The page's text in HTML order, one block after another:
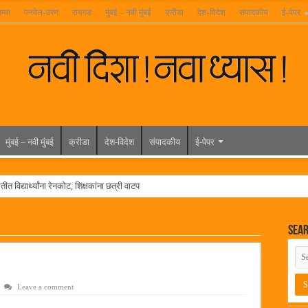
पनवेल-उरण रायगड मुंबई – नवी मुंबई क्रीडा देश-विदेश संपादकीय ई-पेपर
मुंबई – नवी मुंबई क्रीडा देश-विदेश संपादकीय ई-पेपर
विद्यार्थ्यांना रेनकोट, शिक्षकांना छत्री वाटप
वाढदिवसानिमित्त राज्यभरातून शुभेच्छांचा वर्षाव
जाहीर
Leave a comment